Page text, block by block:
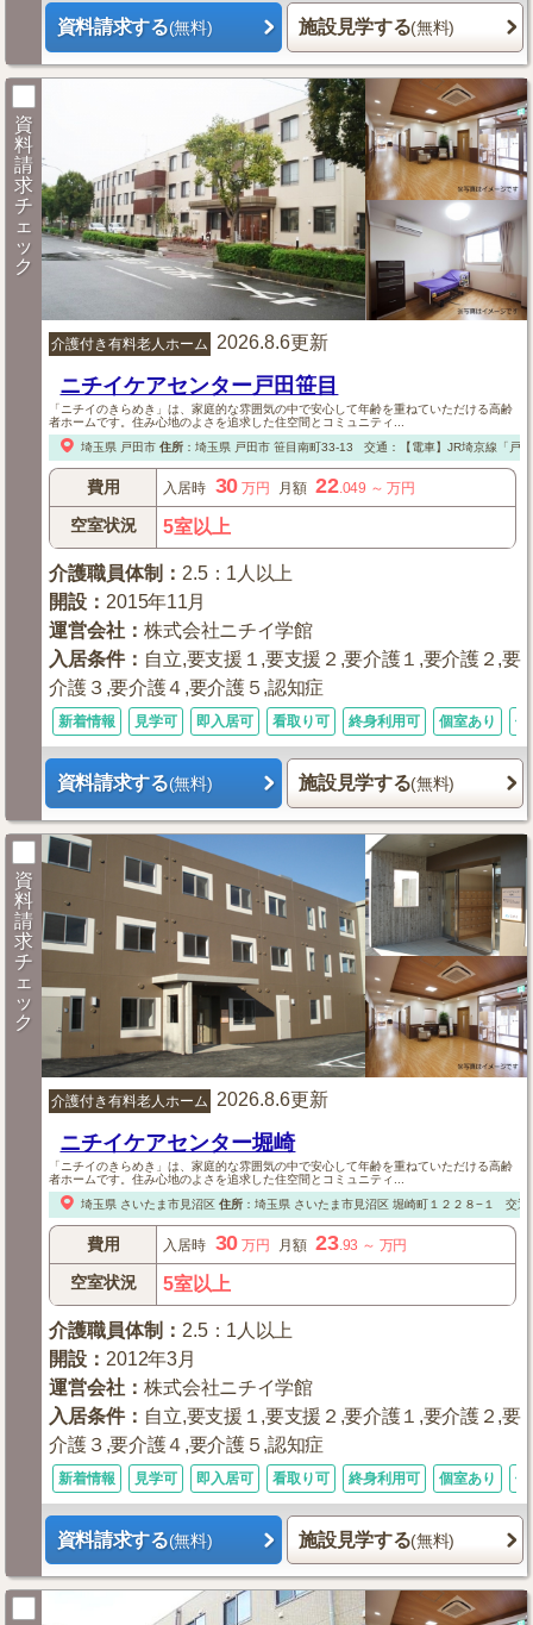
資料請求する(無料) 施設見学する(無料)
資
料
請
求
チ
ェ
ッ
ク
介護付き有料老人ホーム 2026.8.6更新
ニチイケアセンター戸田笹目
「ニチイのきらめき」は、家庭的な雰囲気の中で安心して年齢を重ねていただける高齢
者ホームです。住み心地のよさを追求した住空間とコミュニティ...
埼玉県 戸田市 住所： 埼玉県 戸田市笹目南町33-13 交通：【電車】JR埼京線「戸
費用 入居時 30 万円 月額 22.049 ～万円
空室状況 5室以上
介護職員体制 ： 2.5：1人以上
開設 ： 2015年11月
運営会社 ：株式会社ニチイ学館
入居条件： 自立,要支援１,要支援２,要介護１,要介護２,要
介護３,要介護４,要介護５,認知症
新着情報 見学可 即入居可 看取り可 終身利用可 個室あり 体
資料請求する(無料) 施設見学する(無料)
資
料
請
求
チ
ェ
ッ
ク
介護付き有料老人ホーム 2026.8.6更新
ニチイケアセンター堀崎
「ニチイのきらめき」は、家庭的な雰囲気の中で安心して年齢を重ねていただける高齢
者ホームです。住み心地のよさを追求した住空間とコミュニティ...
埼玉県 さいたま市見沼区 住所： 埼玉県 さいたま市見沼区堀崎町１２２８−１ 交通
費用 入居時 30 万円 月額 23.93 ～ 万円
空室状況 5室以上
介護職員体制 ： 2.5：1人以上
開設 ： 2012年3月
運営会社 ：株式会社ニチイ学館
入居条件： 自立,要支援１,要支援２,要介護１,要介護２,要
介護３,要介護４,要介護５,認知症
新着情報 見学可 即入居可 看取り可 終身利用可 個室あり 体
資料請求する(無料) 施設見学する(無料)